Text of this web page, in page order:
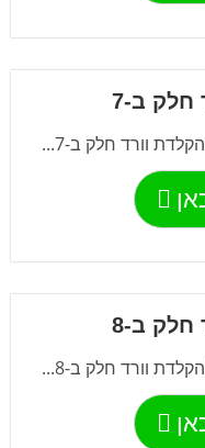
ב-7
וורד חלק ב-7...
ב-8
וורד חלק ב-8...